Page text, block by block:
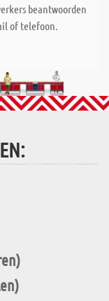
beantwoorden
of telefoon.